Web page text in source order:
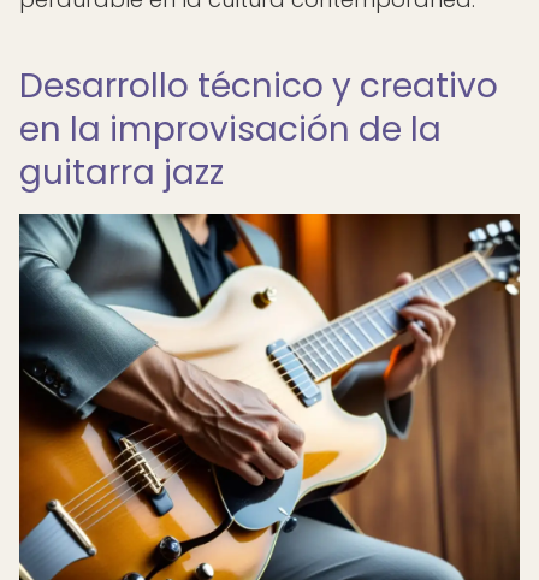
Desarrollo técnico y creativo
en la improvisación de la
guitarra jazz